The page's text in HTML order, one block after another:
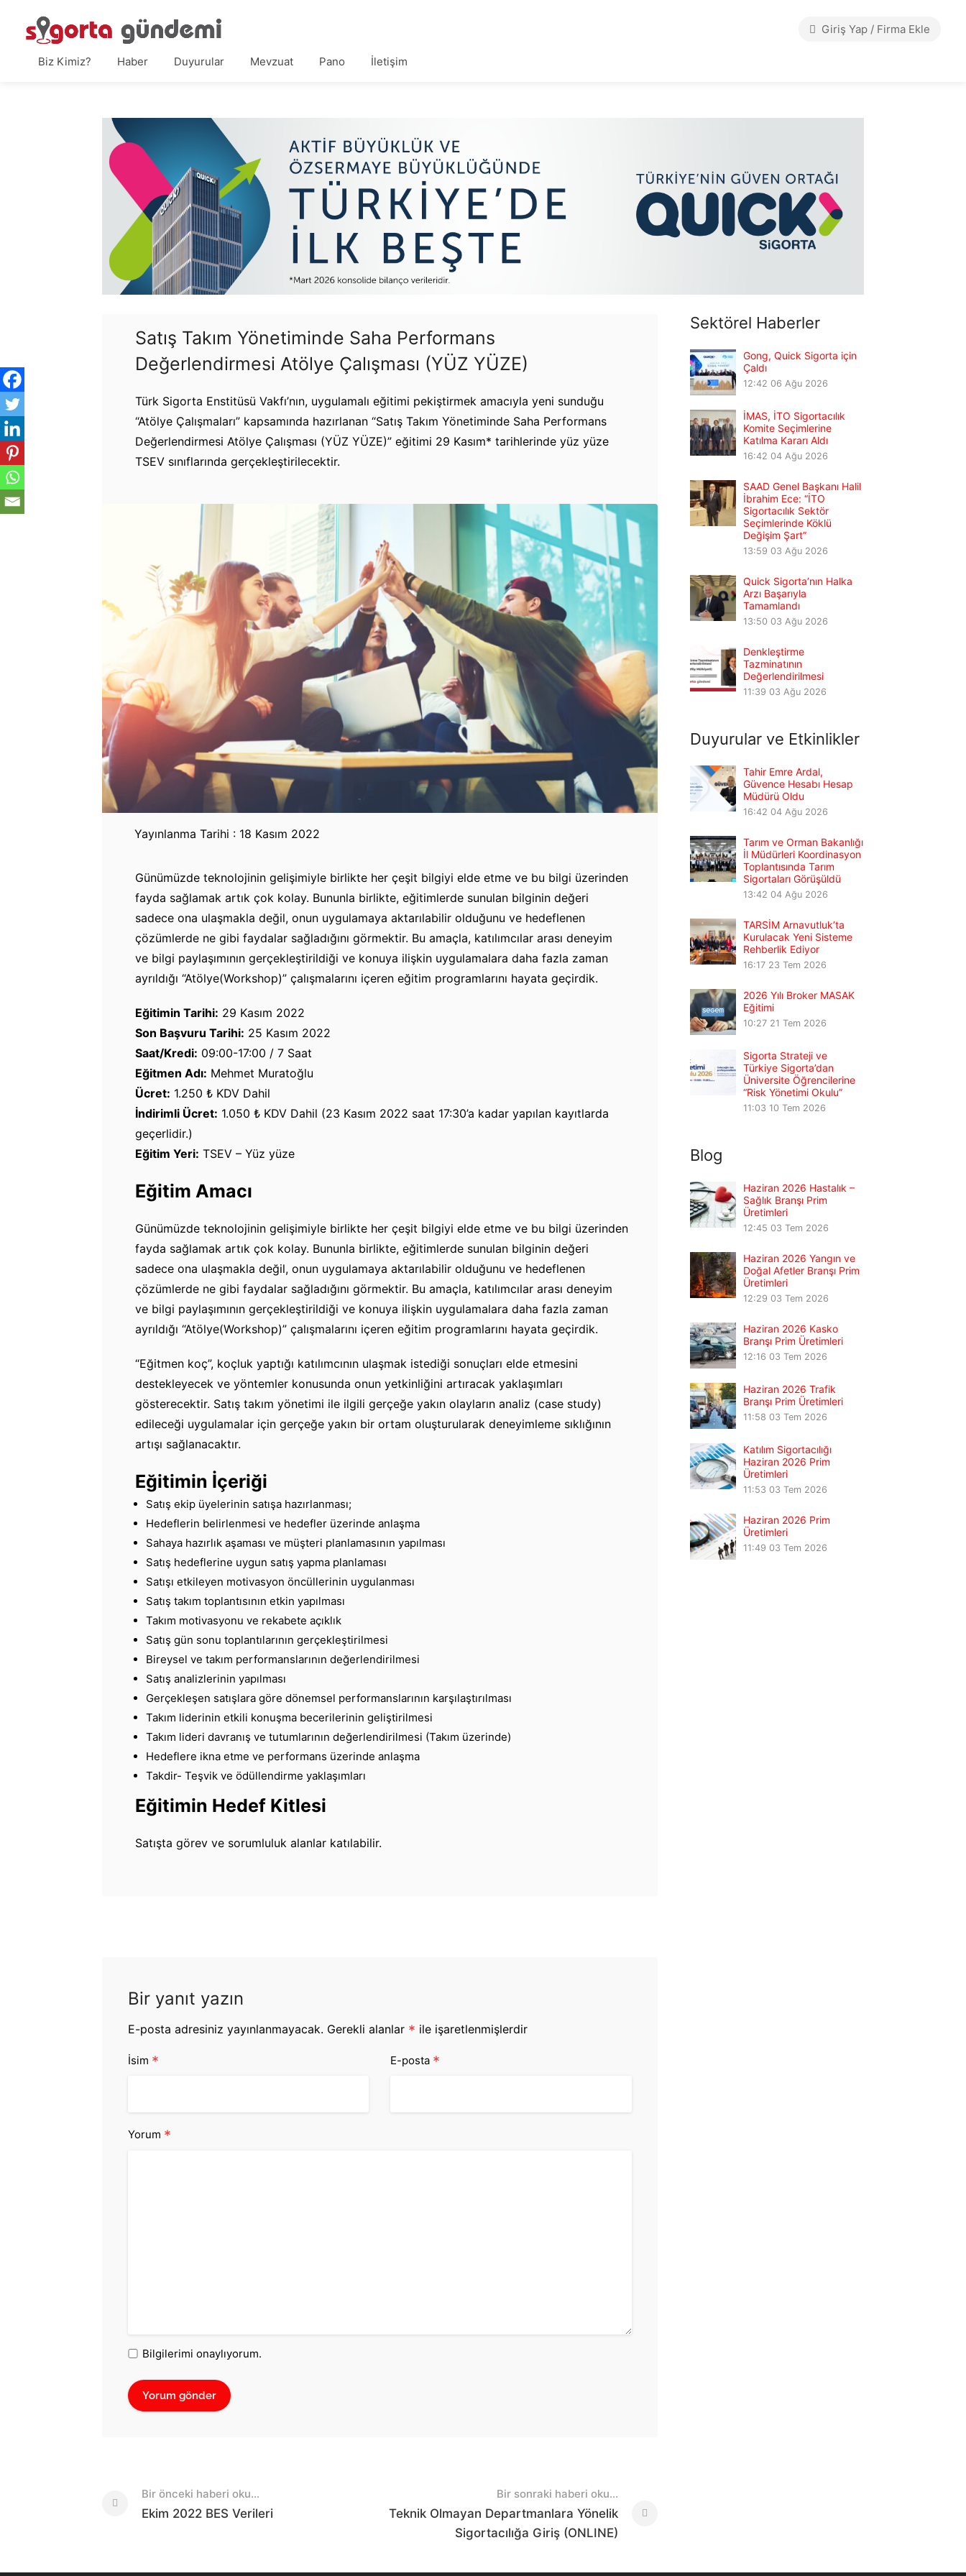
Biz Kimiz? Haber Duyurular Mevzuat Pano İletişim
Giriş Yap / Firma Ekle
Satış Takım Yönetiminde Saha Performans
Değerlendirmesi Atölye Çalışması (YÜZ YÜZE)
Türk Sigorta Enstitüsü Vakfı’nın, uygulamalı eğitimi pekiştirmek amacıyla yeni sunduğu
“Atölye Çalışmaları” kapsamında hazırlanan “Satış Takım Yönetiminde Saha Performans
Değerlendirmesi Atölye Çalışması (YÜZ YÜZE)” eğitimi 29 Kasım* tarihlerinde yüz yüze
TSEV sınıflarında gerçekleştirilecektir.
Yayınlanma Tarihi : 18 Kasım 2022
Günümüzde teknolojinin gelişimiyle birlikte her çeşit bilgiyi elde etme ve bu bilgi üzerinden
fayda sağlamak artık çok kolay. Bununla birlikte, eğitimlerde sunulan bilginin değeri
sadece ona ulaşmakla değil, onun uygulamaya aktarılabilir olduğunu ve hedeflenen
çözümlerde ne gibi faydalar sağladığını görmektir. Bu amaçla, katılımcılar arası deneyim
ve bilgi paylaşımının gerçekleştirildiği ve konuya ilişkin uygulamalara daha fazla zaman
ayrıldığı “Atölye(Workshop)” çalışmalarını içeren eğitim programlarını hayata geçirdik.
Eğitimin Tarihi: 29 Kasım 2022
Son Başvuru Tarihi: 25 Kasım 2022
Saat/Kredi: 09:00-17:00 / 7 Saat
Eğitmen Adı: Mehmet Muratoğlu
Ücret: 1.250 ₺ KDV Dahil
İndirimli Ücret: 1.050 ₺ KDV Dahil (23 Kasım 2022 saat 17:30’a kadar yapılan kayıtlarda
geçerlidir.)
Eğitim Yeri: TSEV – Yüz yüze
Eğitim Amacı
Günümüzde teknolojinin gelişimiyle birlikte her çeşit bilgiyi elde etme ve bu bilgi üzerinden
fayda sağlamak artık çok kolay. Bununla birlikte, eğitimlerde sunulan bilginin değeri
sadece ona ulaşmakla değil, onun uygulamaya aktarılabilir olduğunu ve hedeflenen
çözümlerde ne gibi faydalar sağladığını görmektir. Bu amaçla, katılımcılar arası deneyim
ve bilgi paylaşımının gerçekleştirildiği ve konuya ilişkin uygulamalara daha fazla zaman
ayrıldığı “Atölye(Workshop)” çalışmalarını içeren eğitim programlarını hayata geçirdik.
“Eğitmen koç”, koçluk yaptığı katılımcının ulaşmak istediği sonuçları elde etmesini
destekleyecek ve yöntemler konusunda onun yetkinliğini artıracak yaklaşımları
gösterecektir. Satış takım yönetimi ile ilgili gerçeğe yakın olayların analiz (case study)
edileceği uygulamalar için gerçeğe yakın bir ortam oluşturularak deneyimleme sıklığının
artışı sağlanacaktır.
Eğitimin İçeriği
Satış ekip üyelerinin satışa hazırlanması;
Hedeflerin belirlenmesi ve hedefler üzerinde anlaşma
Sahaya hazırlık aşaması ve müşteri planlamasının yapılması
Satış hedeflerine uygun satış yapma planlaması
Satışı etkileyen motivasyon öncüllerinin uygulanması
Satış takım toplantısının etkin yapılması
Takım motivasyonu ve rekabete açıklık
Satış gün sonu toplantılarının gerçekleştirilmesi
Bireysel ve takım performanslarının değerlendirilmesi
Satış analizlerinin yapılması
Gerçekleşen satışlara göre dönemsel performanslarının karşılaştırılması
Takım liderinin etkili konuşma becerilerinin geliştirilmesi
Takım lideri davranış ve tutumlarının değerlendirilmesi (Takım üzerinde)
Hedeflere ikna etme ve performans üzerinde anlaşma
Takdir- Teşvik ve ödüllendirme yaklaşımları
Eğitimin Hedef Kitlesi
Satışta görev ve sorumluluk alanlar katılabilir.
Bir yanıt yazın
E-posta adresiniz yayınlanmayacak. Gerekli alanlar * ile işaretlenmişlerdir
İsim * E-posta *
Yorum *
Bilgilerimi onaylıyorum.
Post
navigation
Bir önceki haberi oku...
Ekim 2022 BES Verileri
Bir sonraki haberi oku...
Teknik Olmayan Departmanlara Yönelik
Sigortacılığa Giriş (ONLINE)
Sektörel Haberler
Gong, Quick Sigorta için
Çaldı
12:42 06 Ağu 2026
İMAS, İTO Sigortacılık
Komite Seçimlerine
Katılma Kararı Aldı
16:42 04 Ağu 2026
SAAD Genel Başkanı Halil
İbrahim Ece: “İTO
Sigortacılık Sektör
Seçimlerinde Köklü
Değişim Şart”
13:59 03 Ağu 2026
Quick Sigorta’nın Halka
Arzı Başarıyla
Tamamlandı
13:50 03 Ağu 2026
Denkleştirme
Tazminatının
Değerlendirilmesi
11:39 03 Ağu 2026
Duyurular ve Etkinlikler
Tahir Emre Ardal,
Güvence Hesabı Hesap
Müdürü Oldu
16:42 04 Ağu 2026
Tarım ve Orman Bakanlığı
İl Müdürleri Koordinasyon
Toplantısında Tarım
Sigortaları Görüşüldü
13:42 04 Ağu 2026
TARSİM Arnavutluk’ta
Kurulacak Yeni Sisteme
Rehberlik Ediyor
16:17 23 Tem 2026
2026 Yılı Broker MASAK
Eğitimi
10:27 21 Tem 2026
Sigorta Strateji ve
Türkiye Sigorta’dan
Üniversite Öğrencilerine
“Risk Yönetimi Okulu”
11:03 10 Tem 2026
Blog
Haziran 2026 Hastalık –
Sağlık Branşı Prim
Üretimleri
12:45 03 Tem 2026
Haziran 2026 Yangın ve
Doğal Afetler Branşı Prim
Üretimleri
12:29 03 Tem 2026
Haziran 2026 Kasko
Branşı Prim Üretimleri
12:16 03 Tem 2026
Haziran 2026 Trafik
Branşı Prim Üretimleri
11:58 03 Tem 2026
Katılım Sigortacılığı
Haziran 2026 Prim
Üretimleri
11:53 03 Tem 2026
Haziran 2026 Prim
Üretimleri
11:49 03 Tem 2026